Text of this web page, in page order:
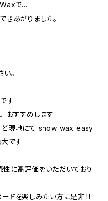
Waxで…
きあがりました。
。
す
おすすめします
ど現地にて snow wax easy
大です
に高評価をいただいており
ドを楽しみたい方に是非！！